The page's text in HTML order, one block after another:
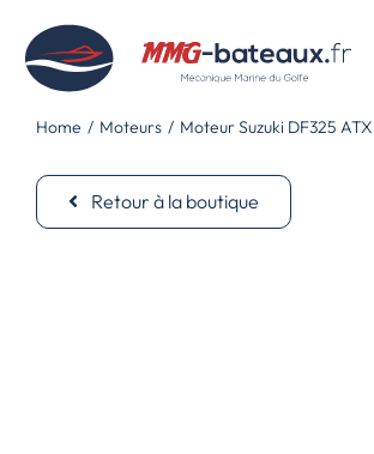
contenu
Retour à la boutique
Home Moteurs Moteur Suzuki DF325